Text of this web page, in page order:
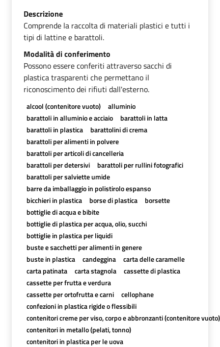
Descrizione
Comprende la raccolta di materiali plastici e tutti i
tipi di lattine e barattoli.
Modalità di conferimento
Possono essere conferiti attraverso sacchi di
plastica trasparenti che permettano il
riconoscimento dei rifiuti dall'esterno.
alcool (contenitore vuoto)
alluminio
barattoli in alluminio e acciaio
barattoli in latta
barattoli in plastica
barattolini di crema
barattoli per alimenti in polvere
barattoli per articoli di cancelleria
barattoli per detersivi
barattoli per rullini fotografici
barattoli per salviette umide
barre da imballaggio in polistirolo espanso
bicchieri in plastica
borse di plastica
borsette
bottiglie di acqua e bibite
bottiglie di plastica per acqua, olio, succhi
bottiglie in plastica per liquidi
buste e sacchetti per alimenti in genere
buste in plastica
candeggina
carta delle caramelle
carta patinata
carta stagnola
cassette di plastica
cassette per frutta e verdura
cassette per ortofrutta e carni
cellophane
confezioni in plastica rigide o flessibili
contenitori creme per viso, corpo e abbronzanti (contenitore vuoto)
contenitori in metallo (pelati, tonno)
contenitori in plastica per le uova